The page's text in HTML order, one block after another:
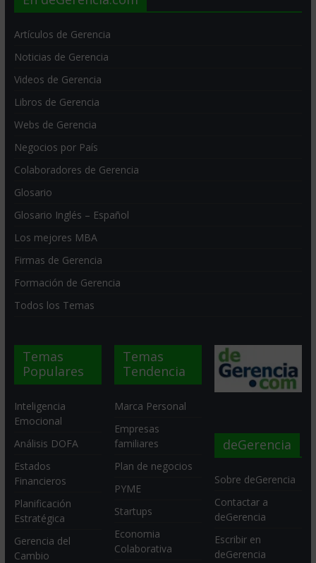
Artículos de Gerencia
Noticias de Gerencia
Videos de Gerencia
Libros de Gerencia
Webs de Gerencia
Negocios por País
Colaboradores de Gerencia
Glosario
Glosario Inglés – Español
Los mejores MBA
Firmas de Gerencia
Formación de Gerencia
Todos los Temas
Temas
Populares
Inteligencia
Emocional
Análisis DOFA
Estados
Financieros
Planificación
Estratégica
Gerencia del
Cambio
Temas
Tendencia
Marca Personal
Empresas
familiares
Plan de negocios
PYME
Startups
Economia
Colaborativa
deGerencia
Sobre deGerencia
Contactar a
deGerencia
Escribir en
deGerencia